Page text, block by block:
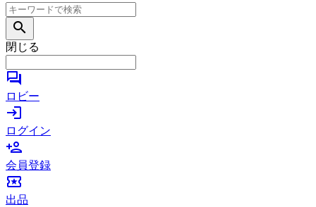
search
閉じる
forum
ロビー
login
ログイン
person_add
会員登録
local_activity
出品